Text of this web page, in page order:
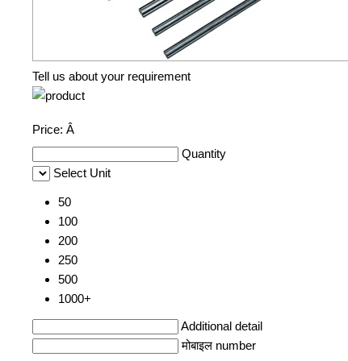
Tell us about your requirement
Price: Â
Quantity
Select Unit
50
100
200
250
500
1000+
Additional detail
मोबाइल number